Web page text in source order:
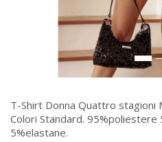
T-Shirt Donna Quattro stagioni
Colori Standard.
5%elastane.